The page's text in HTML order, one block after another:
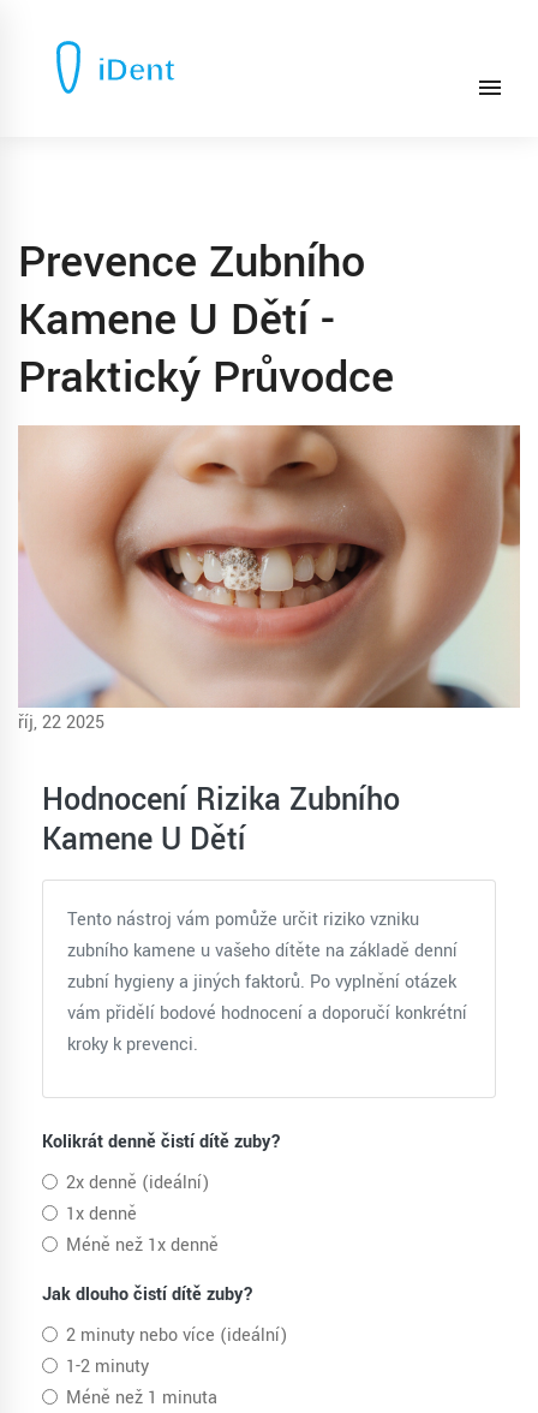
Prevence Zubního
Kamene U Dětí -
Praktický Průvodce
říj, 22 2025
Hodnocení Rizika Zubního
Kamene U Dětí
Tento nástroj vám pomůže určit riziko vzniku
zubního kamene u vašeho dítěte na základě denní
zubní hygieny a jiných faktorů. Po vyplnění otázek
vám přidělí bodové hodnocení a doporučí konkrétní
kroky k prevenci.
Kolikrát denně čistí dítě zuby?
2x denně (ideální)
1x denně
Méně než 1x denně
Jak dlouho čistí dítě zuby?
2 minuty nebo více (ideální)
1-2 minuty
Méně než 1 minuta